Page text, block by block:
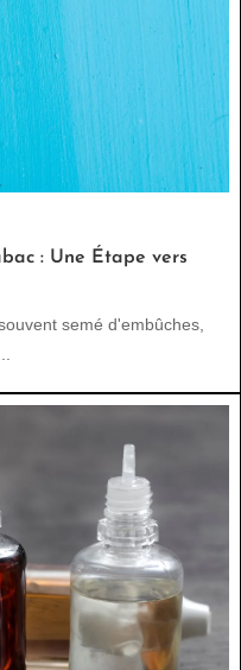
: Une Étape vers
semé d'embûches,